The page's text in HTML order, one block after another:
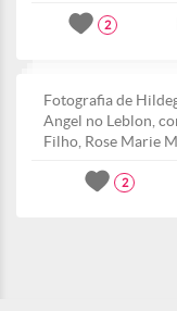
2
Fotografia de
Angel no Leblon,
Filho, Rose Marie
2